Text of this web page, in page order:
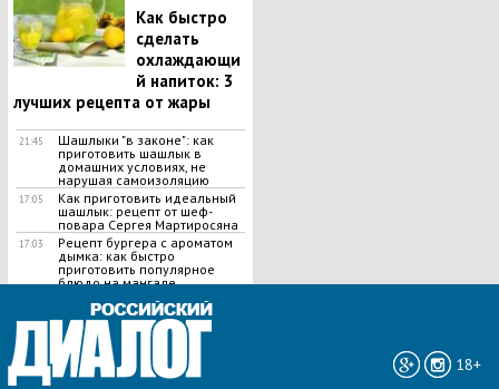
Как быстро
сделать
охлаждающи
й напиток: 3
лучших рецепта от жары
21:45
Шашлыки "в законе": как
приготовить шашлык в
домашних условиях, не
нарушая самоизоляцию
17:05
Как приготовить идеальный
шашлык​: рецепт от шеф-
повара Сергея Мартиросяна
17:03
Рецепт бургера с ароматом
дымка: как быстро
приготовить популярное
блюдо на мангале
ВСЕ НОВОСТИ »
18+